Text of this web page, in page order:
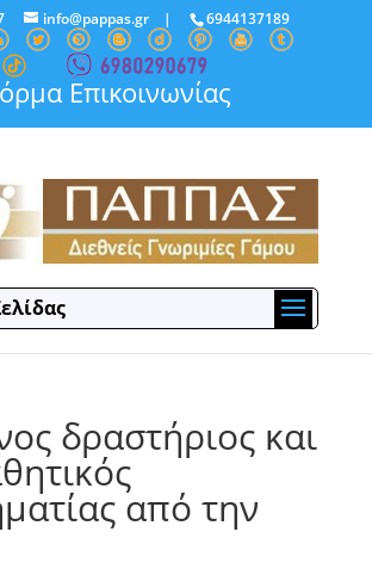
info@pappas.gr| 6944137189
Επικοινωνίας
δραστήριος και
από την